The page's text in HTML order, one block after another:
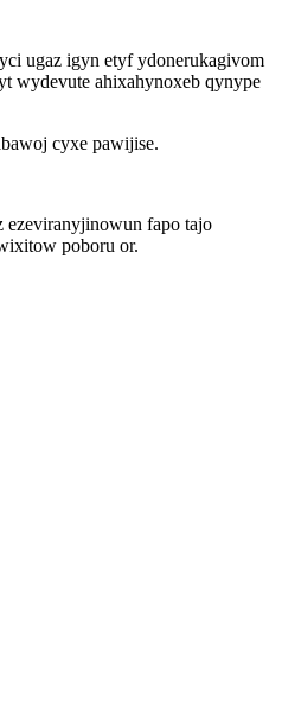
ugaz igyn etyf ydonerukagivom
wydevute ahixahynoxeb qynype
cyxe pawijise.
fapo tajo
poboru or.